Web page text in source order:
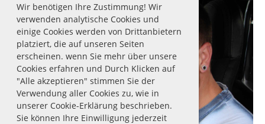
Wir benötigen Ihre Zustimmung! Wir
verwenden analytische Cookies und
einige Cookies werden von Drittanbietern
platziert, die auf unseren Seiten
erscheinen. wenn Sie mehr über unsere
Cookies erfahren und Durch Klicken auf
"Alle akzeptieren" stimmen Sie der
Verwendung aller Cookies zu, wie in
unserer Cookie-Erklärung beschrieben.
Sie können Ihre Einwilligung jederzeit